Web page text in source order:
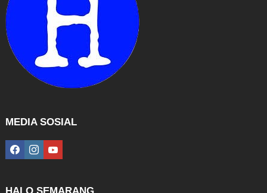
MEDIA SOSIAL
facebookinstagramyoutube